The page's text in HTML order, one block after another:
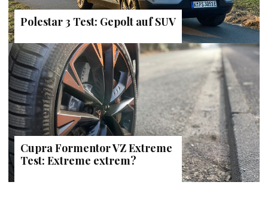
Polestar 3 Test: Gepolt auf SUV
Cupra Formentor VZ Extreme
Test: Extreme extrem?